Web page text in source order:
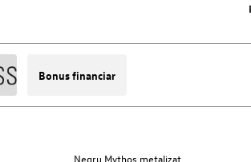
Bonus financiar
Negru Mythos metalizat